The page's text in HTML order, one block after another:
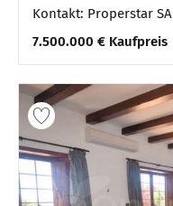
Kontakt: Properstar SA
7.500.000 € Kaufpreis